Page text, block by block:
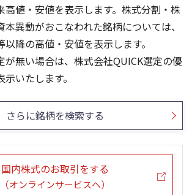
26/02
25/12
25/10
08
600
24/01
23/01
0
高値・安値を表示します。株式分割・株
本異動がおこなわれた銘柄については、
降の高値・安値を表示します。
が無い場合は、株式会社QUICK選定の優
いたします。
さらに銘柄を検索する
国内株式のお取引をする
（オンラインサービスへ）